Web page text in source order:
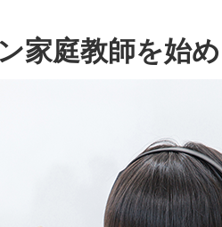
家庭教師を始